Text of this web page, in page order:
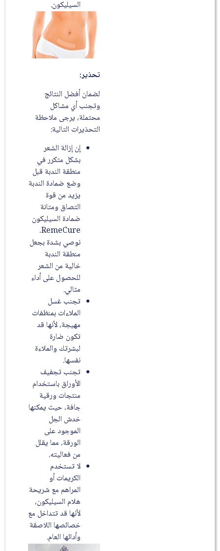
السيليكون.
تحذير:
لضمان أفضل النتائج
وتجنب أي مشاكل
محتملة، يرجى ملاحظة
التحذيرات التالية:
إن إزالة الشعر
بشكل متكرر في
منطقة الندبة قبل
وضع ضمادة الندبة
يزيد من قوة
التصاق ومتانة
ضمادة السيليكون
RemeCure.
نوصي بشدة بجعل
منطقة الندبة
خالية من الشعر
للحصول على أداء
مثالي.
تجنب غسل
الملاءات بمنظفات
مهيجة، لأنها قد
تكون ضارة
لبشرتك والملاءة
نفسها.
تجنب تجفيف
الأوراق باستخدام
منتجات ورقية
جافة، حيث يمكنها
خدش الجل
الموجود على
الورقة، مما يقلل
من فعاليته.
لا تستخدم
الكريمات أو
المراهم مع شريحة
هلام السيليكون،
لأنها قد تتداخل مع
خصائصها اللاصقة
وأدائها العام.